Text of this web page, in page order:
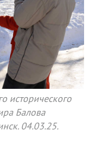
исторического
Балова
04.03.25.